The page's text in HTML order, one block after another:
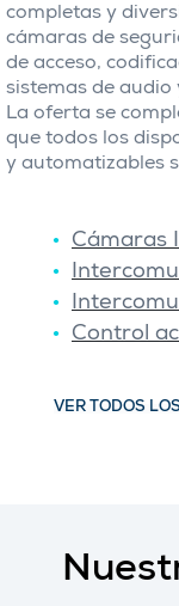
completas y
cámaras de
de acceso,
sistemas de audio
La oferta se
que todos los
y automatizables
Cámaras
Control
VER TODOS